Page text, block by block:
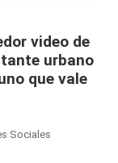
video de
urbano
que vale
Sociales